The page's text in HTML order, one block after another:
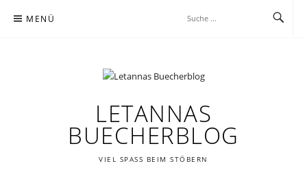
Inhalt MENÜ
LETANNAS
BUECHERBLOG
VIEL SPASS BEIM STÖBERN